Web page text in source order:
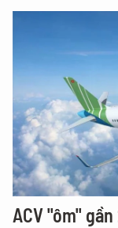
ACV "ôm"